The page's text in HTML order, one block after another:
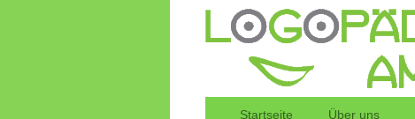
Startseite Über uns